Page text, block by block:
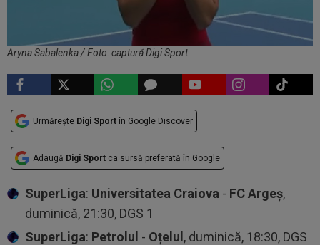
Aryna Sabalenka / Foto: captură Digi Sport
Urmărește Digi Sport în Google Discover
Adaugă Digi Sport ca sursă preferată în Google
SuperLiga: Universitatea Craiova - FC Argeș,
duminică, 21:30, DGS 1
SuperLiga: Petrolul - Oțelul, duminică, 18:30, DGS